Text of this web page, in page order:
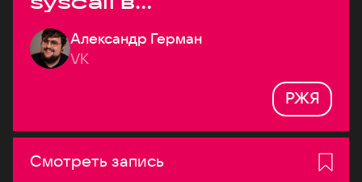
высоконагруженных
системах
Александр Герман
VK
РЖЯ
Смотреть запись